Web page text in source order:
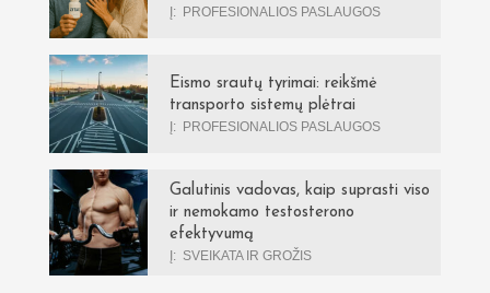
Į: PROFESIONALIOS PASLAUGOS
Eismo srautų tyrimai: reikšmė
transporto sistemų plėtrai
Į: PROFESIONALIOS PASLAUGOS
Galutinis vadovas, kaip suprasti viso
ir nemokamo testosterono
efektyvumą
Į: SVEIKATA IR GROŽIS